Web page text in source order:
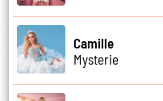
Camille
Mysterie